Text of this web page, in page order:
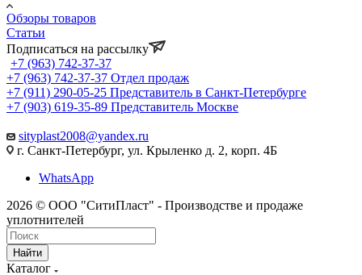
Обзоры товаров
Статьи
Подписаться на рассылку
+7 (963) 742-37-37
+7 (963) 742-37-37 Отдел продаж
+7 (911) 290-05-25 Представитель в Санкт-Петербурге
+7 (903) 619-35-89 Представитель Москве
sityplast2008@yandex.ru
г. Санкт-Петербург, ул. Крыленко д. 2, корп. 4Б
WhatsApp
2026 © ООО "СитиПласт" - Производстве и продаже
уплотнителей
Найти
Каталог